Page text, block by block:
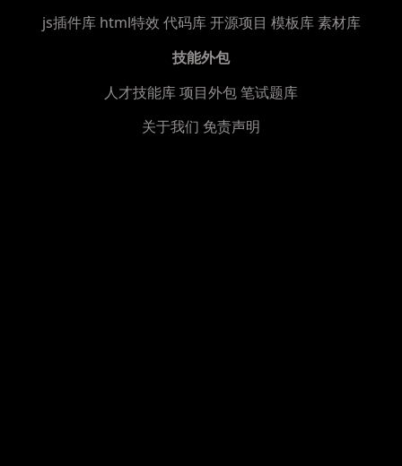
js插件库 html特效 代码库 开源项目 模板库 素材库
技能外包
人才技能库项目外包笔试题库
关于我们 免责声明